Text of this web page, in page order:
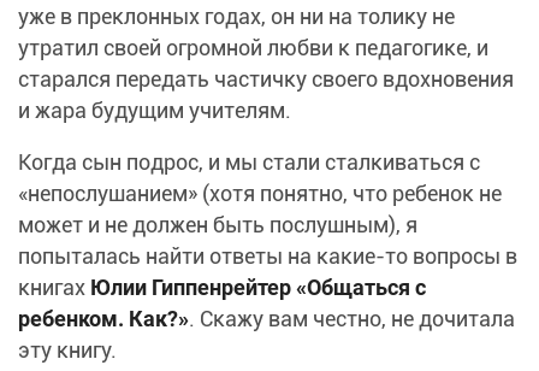
уже в преклонных годах, он ни на толику не
утратил своей огромной любви к педагогике, и
старался передать частичку своего вдохновения
и жара будущим учителям.
Когда сын подрос, и мы стали сталкиваться с
«непослушанием» (хотя понятно, что ребенок не
может и не должен быть послушным), я
попыталась найти ответы на какие-то вопросы в
книгах Юлии Гиппенрейтер «Общаться с
ребенком. Как?». Скажу вам честно, не дочитала
эту книгу.